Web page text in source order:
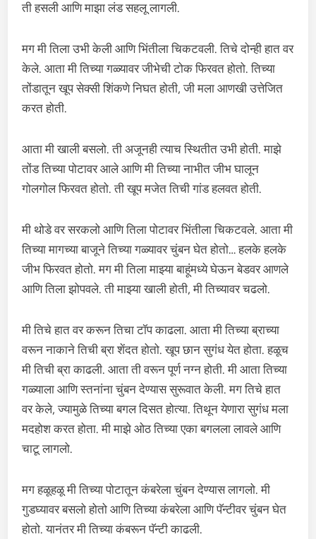
ती हसली आणि माझा लंड सहलू लागली.
मग मी तिला उभी केली आणि भिंतीला चिकटवली. तिचे दोन्ही हात वर
केले. आता मी तिच्या गळ्यावर जीभेची टोक फिरवत होतो. तिच्या
तोंडातून खूप सेक्सी शिंकणे निघत होती, जी मला आणखी उत्तेजित
करत होती.
आता मी खाली बसलो. ती अजूनही त्याच स्थितीत उभी होती. माझे
तोंड तिच्या पोटावर आले आणि मी तिच्या नाभीत जीभ घालून
गोलगोल फिरवत होतो. ती खूप मजेत तिची गांड हलवत होती.
मी थोडे वर सरकलो आणि तिला पोटावर भिंतीला चिकटवले. आता मी
तिच्या मागच्या बाजूने तिच्या गळ्यावर चुंबन घेत होतो… हलके हलके
जीभ फिरवत होतो. मग मी तिला माझ्या बाहूंमध्ये घेऊन बेडवर आणले
आणि तिला झोपवले. ती माझ्या खाली होती, मी तिच्यावर चढलो.
मी तिचे हात वर करून तिचा टॉप काढला. आता मी तिच्या ब्राच्या
वरून नाकाने तिची ब्रा शेंदत होतो. खूप छान सुगंध येत होता. हळूच
मी तिची ब्रा काढली. आता ती वरून पूर्ण नग्न होती. मी आता तिच्या
गळ्याला आणि स्तनांना चुंबन देण्यास सुरूवात केली. मग तिचे हात
वर केले, ज्यामुळे तिच्या बगल दिसत होत्या. तिथून येणारा सुगंध मला
मदहोश करत होता. मी माझे ओठ तिच्या एका बगलला लावले आणि
चाटू लागलो.
मग हळूहळू मी तिच्या पोटातून कंबरेला चुंबन देण्यास लागलो. मी
गुडघ्यावर बसलो होतो आणि तिच्या कंबरेला आणि पॅन्टीवर चुंबन घेत
होतो. यानंतर मी तिच्या कंबरून पॅन्टी काढली.